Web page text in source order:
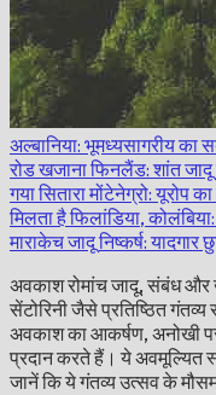
अल्बानिया: भूमध्यसागरीय का
रोड खजानाफिनलैंड: शांत जादू
गया सितारामोंटेनेग्रो: यूरोप का
मिलता हैफिलांडिया,
माराकेच जादूनिष्कर्ष: यादगार
अवकाश रोमांच जादू, संबंध
सेंटोरिनी जैसे प्रतिष्ठित गंतव्य
अवकाश का आकर्षण, अनोखी
प्रदान करते हैं। ये अवमूल्यित
जानें कि ये गंतव्य उत्सव के